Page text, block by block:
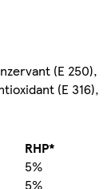
(E 250),
(E 316),
RHP*
5%
5%